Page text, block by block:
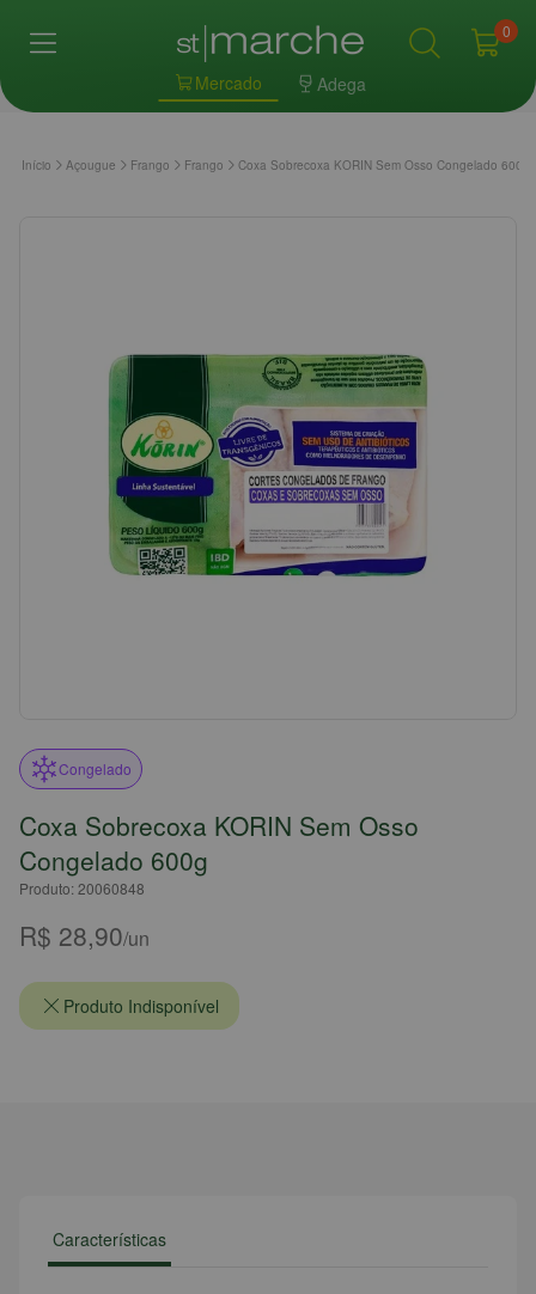
Mercado Adega
0
Início Açougue Frango Frango Coxa Sobrecoxa KORIN Sem Osso Congelado 600g
Congelado
Coxa Sobrecoxa KORIN Sem Osso
Congelado 600g
Produto: 20060848
R$ 28,90/un
Produto Indisponível
Características